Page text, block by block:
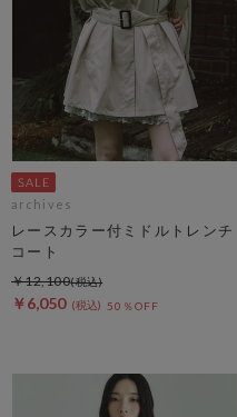
archives
レースカラー付ミドルトレンチ
コート
￥6,050 50％OFF
￥12,100